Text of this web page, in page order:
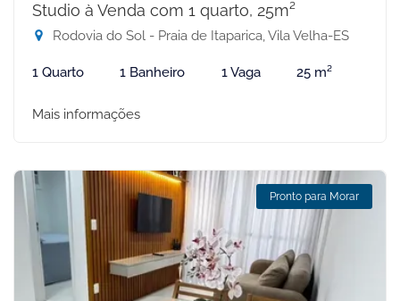
Studio à Venda com 1 quarto, 25m²
Rodovia do Sol - Praia de Itaparica, Vila Velha-ES
1 Quarto 1 Banheiro 1 Vaga 25 m²
Mais informações
Pronto para Morar